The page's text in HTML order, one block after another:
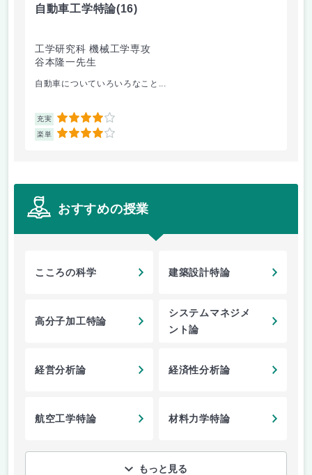
自動車工学特論(16)
工学研究科 機械工学専攻
谷本隆一先生
自動車についていろいろなこと...
充実 4
楽単 4
おすすめの授業
こころの科学 建築設計特論
高分子加工特論
システムマネジメ
ント論
経営分析論 経済性分析論
航空工学特論 材料力学特論
もっと見る